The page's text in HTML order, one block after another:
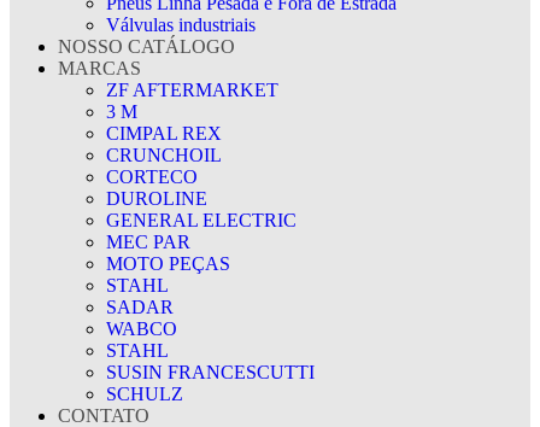
Válvulas industriais
NOSSO CATÁLOGO
MARCAS
ZF AFTERMARKET
3 M
CIMPAL REX
CRUNCHOIL
CORTECO
DUROLINE
GENERAL ELECTRIC
MEC PAR
MOTO PEÇAS
STAHL
SADAR
WABCO
STAHL
SUSIN FRANCESCUTTI
SCHULZ
CONTATO